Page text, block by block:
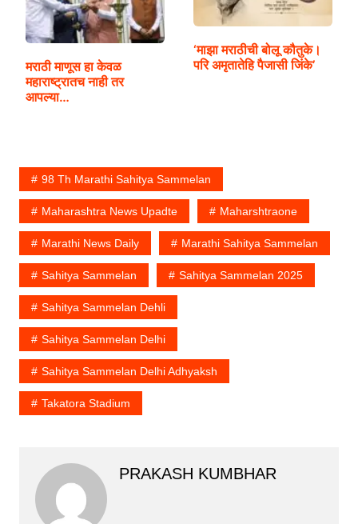
मराठी माणूस हा केवळ
महाराष्ट्रातच नाही तर
आपल्या…
‘माझा मराठीची बोलू कौतुके।
परि अमृतातेहि पैजासी जिंके’
98 Th Marathi Sahitya Sammelan
Maharashtra News Upadte Maharshtraone
Marathi News Daily Marathi Sahitya Sammelan
Sahitya Sammelan Sahitya Sammelan 2025
Sahitya Sammelan Dehli
Sahitya Sammelan Delhi
Sahitya Sammelan Delhi Adhyaksh
Takatora Stadium
PRAKASH KUMBHAR